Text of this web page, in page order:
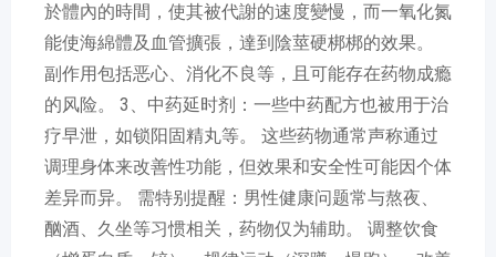
於體內的時間，使其被代謝的速度變慢，而一氧化氮
能使海綿體及血管擴張，達到陰莖硬梆梆的效果。
副作用包括恶心、消化不良等，且可能存在药物成瘾
的风险。 3、中药延时剂：一些中药配方也被用于治
疗早泄，如锁阳固精丸等。 这些药物通常声称通过
调理身体来改善性功能，但效果和安全性可能因个体
差异而异。 需特别提醒：男性健康问题常与熬夜、
酗酒、久坐等习惯相关，药物仅为辅助。 调整饮食